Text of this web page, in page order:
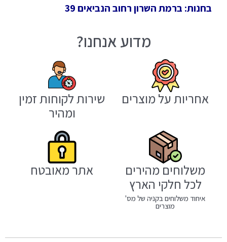
בחנות: ברמת השרון רחוב הנביאים 39
מדוע אנחנו?
אחריות על מוצרים
שירות לקוחות זמין
ומהיר
משלוחים מהירים
לכל חלקי הארץ
איחוד משלוחים בקניה של מס'
מוצרים
אתר מאובטח